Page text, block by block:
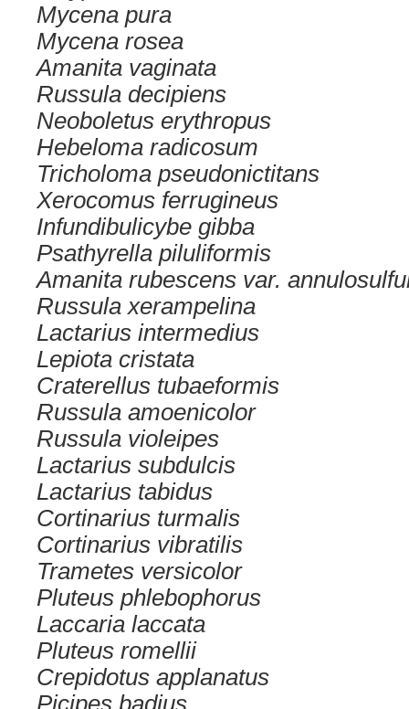
Mycena pura
Mycena rosea
Amanita vaginata
Russula decipiens
Neoboletus erythropus
Hebeloma radicosum
Tricholoma pseudonictitans
Xerocomus ferrugineus
Infundibulicybe gibba
Psathyrella piluliformis
Amanita rubescens var.
Russula xerampelina
Lactarius intermedius
Lepiota cristata
Craterellus tubaeformis
Russula amoenicolor
Russula violeipes
Lactarius subdulcis
Lactarius tabidus
Cortinarius turmalis
Cortinarius vibratilis
Trametes versicolor
Pluteus phlebophorus
Laccaria laccata
Pluteus romellii
Crepidotus applanatus
Picipes badius